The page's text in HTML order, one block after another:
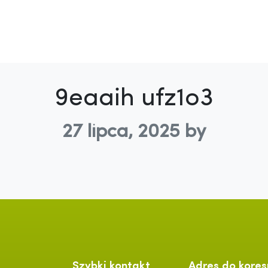
9eaaih ufz1o3
27 lipca, 2025 by